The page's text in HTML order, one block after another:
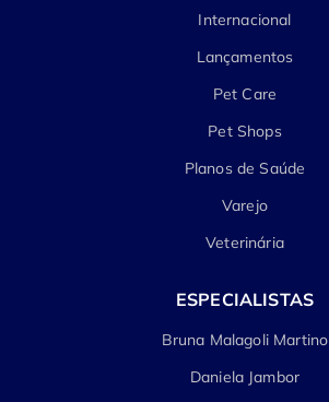
Internacional
Lançamentos
Pet Care
Pet Shops
Planos de Saúde
Varejo
Veterinária
ESPECIALISTAS
Bruna Malagoli Martino
Daniela Jambor